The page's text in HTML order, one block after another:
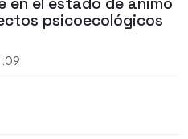
psicoecológicos